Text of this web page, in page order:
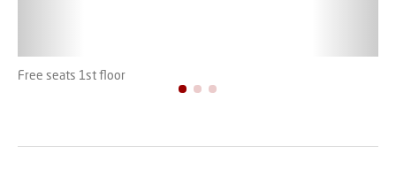
Free seats 1st floor